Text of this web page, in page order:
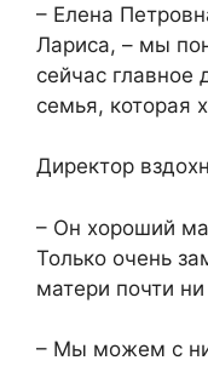
– Елена
Лариса, – мы
сейчас главное
семья, которая
Директор
– Он хороший
Только очень
матери почти
– Мы можем с